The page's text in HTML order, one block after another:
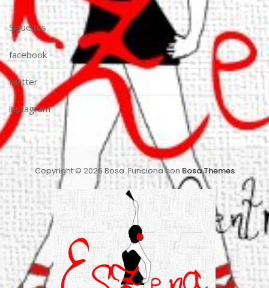
Síguenos
facebook
twitter
instagram
Copyright © 2026 Bosa. Funciona con Bosa Themes